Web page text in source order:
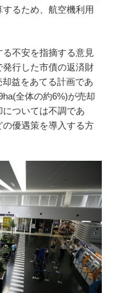
るため、航空機利用
不安を指摘する意見
発行した市債の返済財
益をあてる計画であ
全体の約6%)が売却
ついては不調であ
の優遇策を導入する方